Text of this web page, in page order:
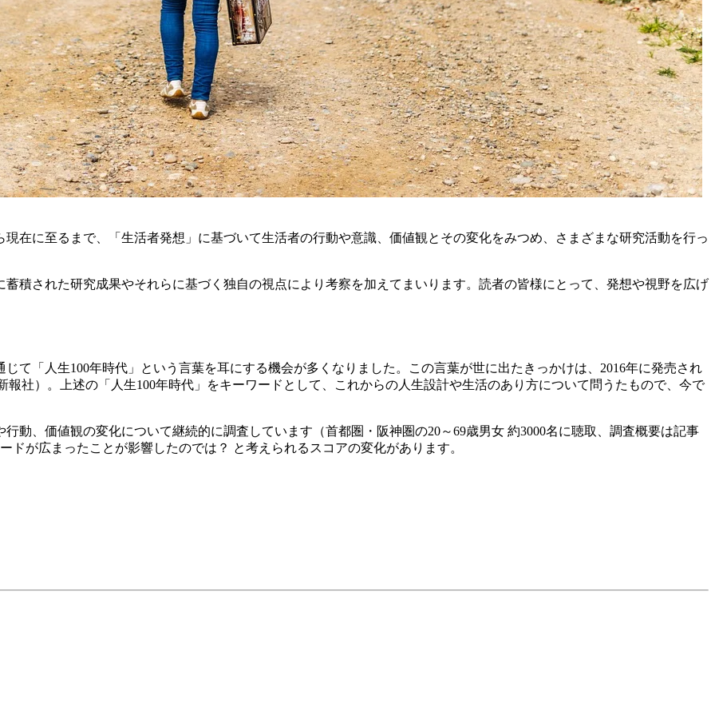
現在に至るまで、「生活者発想」に基づいて生活者の行動や意識、価値観とその変化をみつめ、さまざまな研究活動を行っ
積された研究成果やそれらに基づく独自の視点により考察を加えてまいります。読者の皆様にとって、発想や視野を広げ
て「人生100年時代」という言葉を耳にする機会が多くなりました。この言葉が世に出たきっかけは、2016年に発売され
報社）。上述の「人生100年時代」をキーワードとして、これからの人生設計や生活のあり方について問うたもので、今で
動、価値観の変化について継続的に調査しています（首都圏・阪神圏の20～69歳男女 約3000名に聴取、調査概要は記事
が広まったことが影響したのでは？ と考えられるスコアの変化があります。